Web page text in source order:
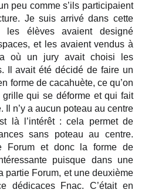
peu comme s’ils participaient
Je suis arrivé dans cette
élèves avaient designé
et les avaient vendus à
où un jury avait choisi les
Il avait été décidé de faire un
forme de cacahuète, ce qu’on
qui se déforme et qui fait
Il n’y a aucun poteau au centre
là l’intérêt : cela permet de
sans poteau au centre.
Forum et donc la forme de
puisque dans une
partie Forum, et une deuxième
dédicaces Fnac. C’était en